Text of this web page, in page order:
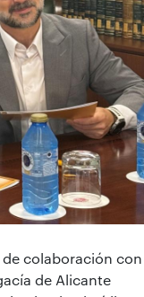
colaboración con
de Alicante